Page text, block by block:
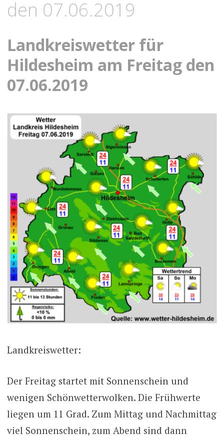
den 07.06.2019
Landkreiswetter für
Hildesheim am Freitag den
07.06.2019
Landkreiswetter:
Der Freitag startet mit Sonnenschein und
wenigen Schönwetterwolken. Die Frühwerte
liegen um 11 Grad. Zum Mittag und Nachmittag
viel Sonnenschein, zum Abend sind dann